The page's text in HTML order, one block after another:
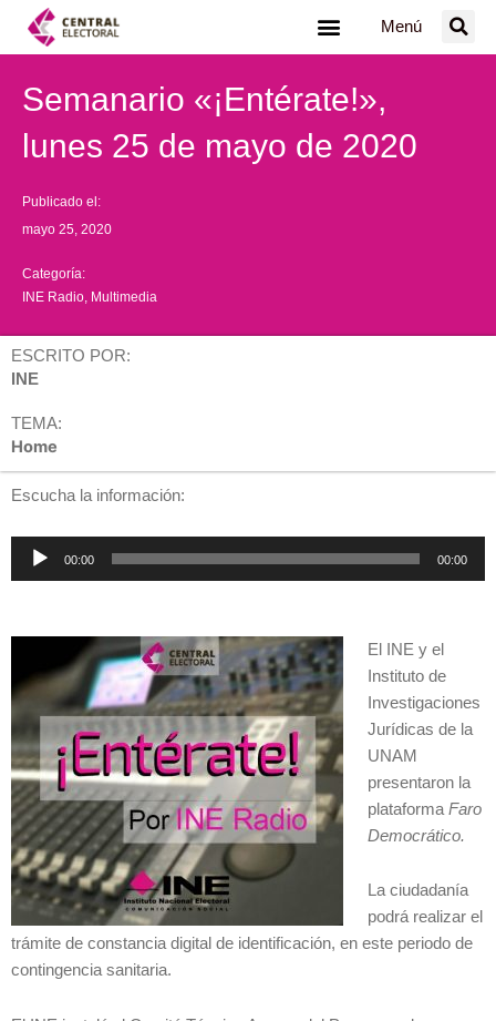
Menú
Semanario «¡Entérate!»,
lunes 25 de mayo de 2020
Publicado el:
mayo 25, 2020
Categoría:
INE Radio Multimedia
ESCRITO POR:
INE
TEMA:
Home
Escucha la información:
Reproductor
00:00 00:00
El INE y el
Instituto de
Investigaciones
Jurídicas de la
UNAM
presentaron la
plataforma Faro
Democrático.
La ciudadanía
podrá realizar el
trámite de constancia digital de identificación, en este periodo de
contingencia sanitaria.